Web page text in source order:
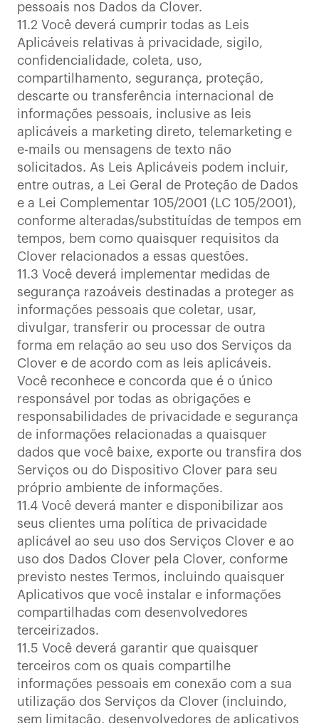
pessoais nos Dados da Clover.
11.2 Você deverá cumprir todas as Leis
Aplicáveis relativas à privacidade, sigilo,
confidencialidade, coleta, uso,
compartilhamento, segurança, proteção,
descarte ou transferência internacional de
informações pessoais, inclusive as leis
aplicáveis a marketing direto, telemarketing e
e-mails ou mensagens de texto não
solicitados. As Leis Aplicáveis podem incluir,
entre outras, a Lei Geral de Proteção de Dados
e a Lei Complementar 105/2001 (LC 105/2001),
conforme alteradas/substituídas de tempos em
tempos, bem como quaisquer requisitos da
Clover relacionados a essas questões.
11.3 Você deverá implementar medidas de
segurança razoáveis destinadas a proteger as
informações pessoais que coletar, usar,
divulgar, transferir ou processar de outra
forma em relação ao seu uso dos Serviços da
Clover e de acordo com as leis aplicáveis.
Você reconhece e concorda que é o único
responsável por todas as obrigações e
responsabilidades de privacidade e segurança
de informações relacionadas a quaisquer
dados que você baixe, exporte ou transfira dos
Serviços ou do Dispositivo Clover para seu
próprio ambiente de informações.
11.4 Você deverá manter e disponibilizar aos
seus clientes uma política de privacidade
aplicável ao seu uso dos Serviços Clover e ao
uso dos Dados Clover pela Clover, conforme
previsto nestes Termos, incluindo quaisquer
Aplicativos que você instalar e informações
compartilhadas com desenvolvedores
terceirizados.
11.5 Você deverá garantir que quaisquer
terceiros com os quais compartilhe
informações pessoais em conexão com a sua
utilização dos Serviços da Clover (incluindo,
sem limitação, desenvolvedores de aplicativos